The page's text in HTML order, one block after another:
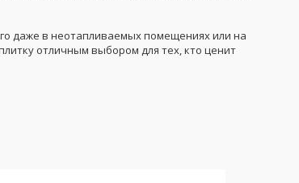
даже в неотапливаемых помещениях или на
отличным выбором для тех, кто ценит